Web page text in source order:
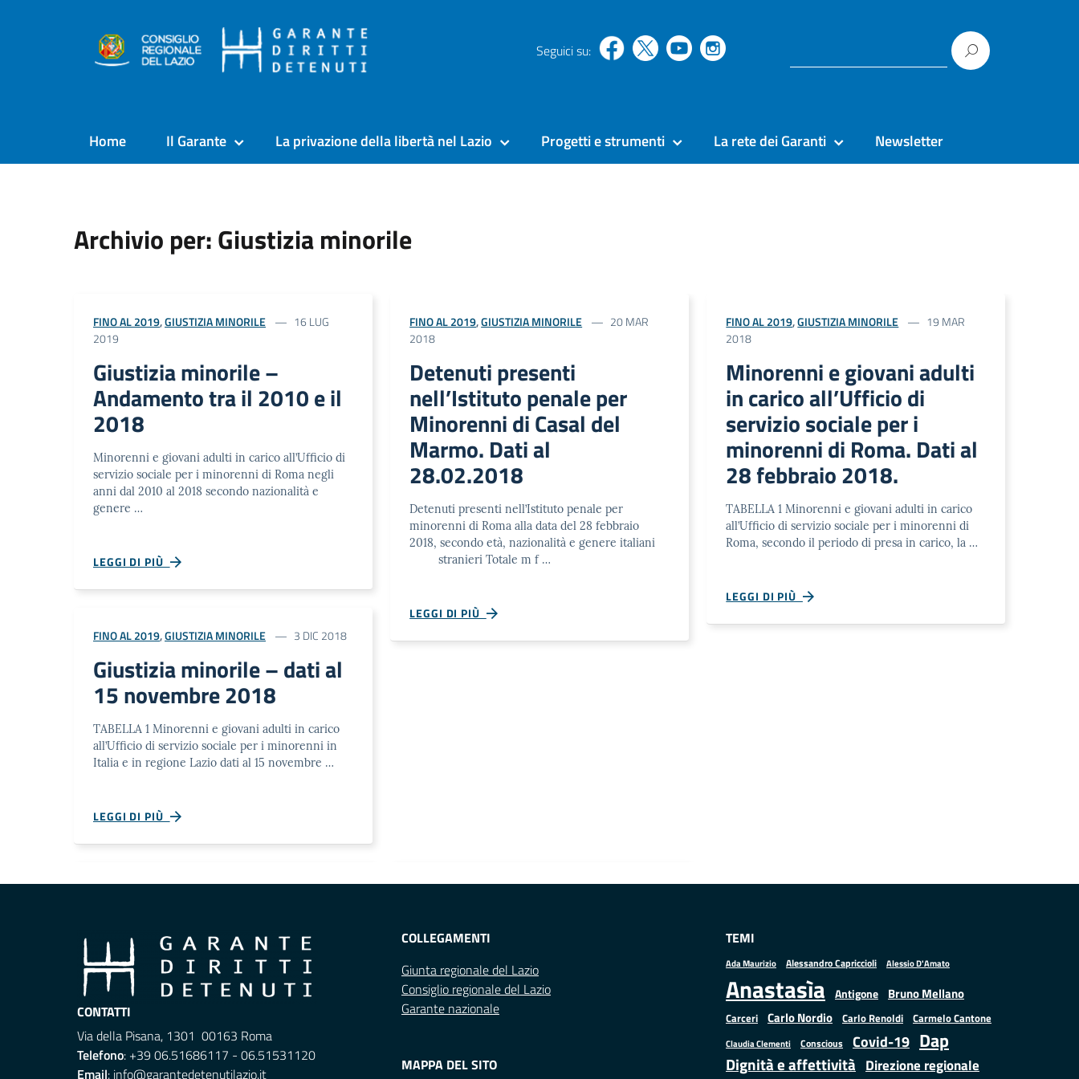
Seguici su:
Home Il Garante La privazione della libertà nel Lazio Progetti e strumenti La rete dei Garanti Newsletter
Archivio per: Giustizia minorile
FINO AL 2019,GIUSTIZIA MINORILE
16 LUG
2019
Giustizia minorile –
Andamento tra il 2010 e il
2018
Minorenni e giovani adulti in carico all’Ufficio di
servizio sociale per i minorenni di Roma negli
anni dal 2010 al 2018 secondo nazionalità e
genere …
LEGGI DI PIÙ
FINO AL 2019,GIUSTIZIA MINORILE 3 DIC 2018
Giustizia minorile – dati al
15 novembre 2018
TABELLA 1 Minorenni e giovani adulti in carico
all’Ufficio di servizio sociale per i minorenni in
Italia e in regione Lazio dati al 15 novembre …
LEGGI DI PIÙ
FINO AL 2019,GIUSTIZIA MINORILE
20 MAR
2018
Detenuti presenti
nell’Istituto penale per
Minorenni di Casal del
Marmo. Dati al
28.02.2018
Detenuti presenti nell’Istituto penale per
minorenni di Roma alla data del 28 febbraio
2018, secondo età, nazionalità e genere italiani
stranieri Totale m f …
LEGGI DI PIÙ
FINO AL 2019,GIUSTIZIA MINORILE
19 MAR
2018
Minorenni e giovani adulti
in carico all’Ufficio di
servizio sociale per i
minorenni di Roma. Dati al
28 febbraio 2018.
TABELLA 1 Minorenni e giovani adulti in carico
all’Ufficio di servizio sociale per i minorenni di
Roma, secondo il periodo di presa in carico, la …
LEGGI DI PIÙ
CONTATTI
Via della Pisana, 1301 00163 Roma
Telefono: +39 06.51686117 - 06.51531120
Email: info@garantedetenutilazio.it
COLLEGAMENTI
Giunta regionale del Lazio
Consiglio regionale del Lazio
Garante nazionale
MAPPA DEL SITO
TEMI
Ada Maurizio Alessandro Capriccioli Alessio D'Amato
Anastasìa Antigone Bruno Mellano
Carceri Carlo Nordio Carlo Renoldi Carmelo Cantone
Claudia Clementi Conscious Covid-19 Dap
Dignità e affettività Direzione regionale